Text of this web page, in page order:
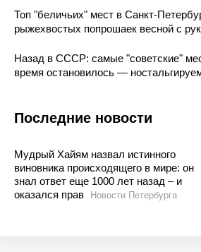
Топ "беличьих" мест в Санкт-
рыжехвостых попрошаек весной с
Назад в СССР: самые "советские"
время остановилось —
Последние новости
Мудрый Хайям назвал истинного
виновника происходящего в мире: он
знал ответ еще 1000 лет назад – и
оказался прав
Новости Петербурга